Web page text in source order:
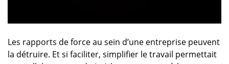
Les rapports de force au sein d’une entreprise peuvent
la détruire. Et si faciliter, simplifier le travail permettait